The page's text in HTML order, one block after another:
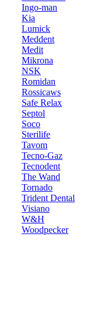
Ingo-man
Kia
Lumick
Meddent
Medit
Mikrona
NSK
Romidan
Rossicaws
Safe Relax
Septol
Soco
Sterilife
Tavom
Tecno-Gaz
Tecnodent
The Wand
Tornado
Trident Dental
Visiano
W&H
Woodpecker